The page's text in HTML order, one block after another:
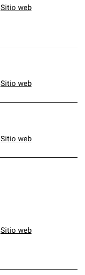
Sitio web
Sitio web
Sitio web
Sitio web